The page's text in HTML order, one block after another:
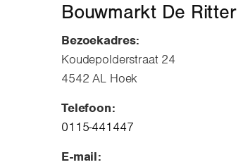
Bouwmarkt De Ritter
Bezoekadres:
Koudepolderstraat 24
4542 AL Hoek
Telefoon:
0115-441447
E-mail: